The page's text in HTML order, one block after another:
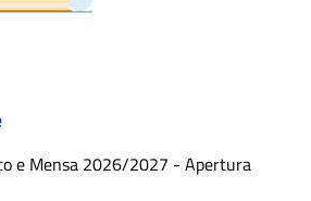
e Mensa 2026/2027 - Apertura